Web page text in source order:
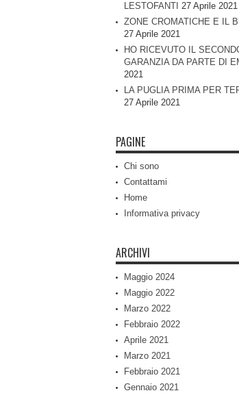
LESTOFANTI 27 Aprile 2021
ZONE CROMATICHE E IL
27 Aprile 2021
HO RICEVUTO IL
GARANZIA DA PARTE DI
2021
LA PUGLIA PRIMA PER
27 Aprile 2021
PAGINE
Chi sono
Contattami
Home
Informativa privacy
ARCHIVI
Maggio 2024
Maggio 2022
Marzo 2022
Febbraio 2022
Aprile 2021
Marzo 2021
Febbraio 2021
Gennaio 2021